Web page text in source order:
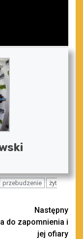
przebudzenie
żyt
Następny
do zapomnienia i
jej ofiary